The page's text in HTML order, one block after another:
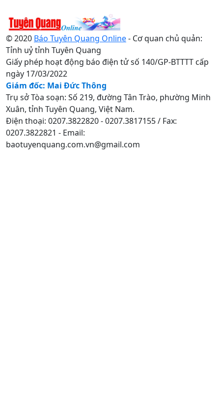
© 2020 Báo Tuyên Quang Online- Cơ quan chủ quản:
Tỉnh uỷ tỉnh Tuyên Quang
Giấy phép hoạt động báo điện tử số 140/GP-BTTTT cấp
ngày 17/03/2022
Giám đốc: Mai Đức Thông
Trụ sở Tòa soạn: Số 219, đường Tân Trào, phường Minh
Xuân, tỉnh Tuyên Quang, Việt Nam.
Điện thoại: 0207.3822820 - 0207.3817155 / Fax:
0207.3822821 - Email:
baotuyenquang.com.vn@gmail.com